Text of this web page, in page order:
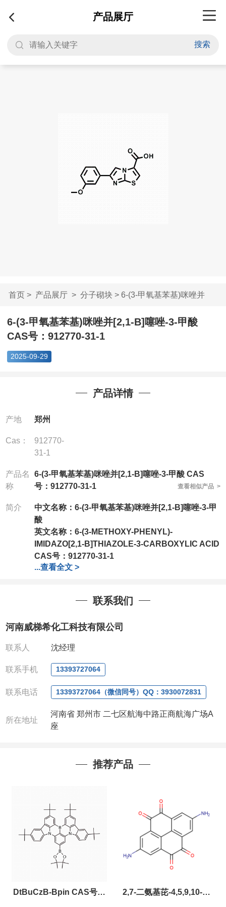
产品展厅
搜索
首页> 产品展厅> 分子砌块> 6-(3-甲氧基苯基)咪唑并
[2,1-B...
6-(3-甲氧基苯基)咪唑并[2,1-B]噻唑-3-甲酸
CAS号：912770-31-1
2025-09-29
产品详情
产地 郑州
Cas：
912770-
31-1
产品名
称
6-(3-甲氧基苯基)咪唑并[2,1-B]噻唑-3-甲酸 CAS
号：912770-31-1
查看相似产品 >
简介 中文名称： 6-(3-甲氧基苯基)咪唑并[2,1-B]噻唑-3-甲
酸
英文名称： 6-(3-METHOXY-PHENYL)-
IMIDAZO[2,1-B]THIAZOLE-3-CARBOXYLIC ACID
CAS号： 912770-31-1
分子式：C13H10N2O3S
;1g;2.5g ;5g ;10g可根据客户需求进行分装
作中有用到的试剂,欢迎前来询购,如若出现质量问题,
63377391/13393727064
QQ:3930072831
:13393727064
联系人: 沈晓东(欢迎致电,或QQ、微信联系)
...查看全文 >
联系我们
河南威梯希化工科技有限公司
联系人 沈经理
联系手机 13393727064
联系电话 13393727064（微信同号）QQ：3930072831
所在地址
河南省 郑州市 二七区航海中路正商航海广场A
座
推荐产品
DtBuCzB-Bpin CAS号： 2,7-二氨基芘-4,5,9,10-四